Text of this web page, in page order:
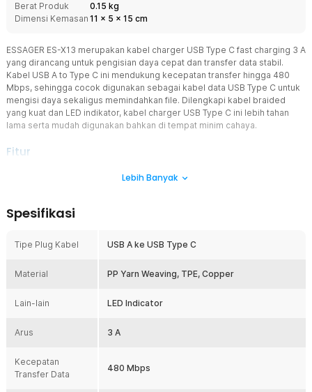
Berat Produk
0.15 kg
Dimensi Kemasan 11 x 5 x 15 cm
ESSAGER ES-X13 merupakan kabel charger USB Type C fast charging 3 A
yang dirancang untuk pengisian daya cepat dan transfer data stabil.
Kabel USB A to Type C ini mendukung kecepatan transfer hingga 480
Mbps, sehingga cocok digunakan sebagai kabel data USB Type C untuk
mengisi daya sekaligus memindahkan file. Dilengkapi kabel braided
yang kuat dan LED indikator, kabel charger USB Type C ini lebih tahan
lama serta mudah digunakan bahkan di tempat minim cahaya.
Fitur
Fast Charging 3 A untuk Pengisian Lebih Cepat
menjadi lebih cepat dan efisien. Dengan kemampuan arus yang
tablet, maupun power bank dengan performa optimal. Penggunaan
kabel charger fast charging 3 A ini membantu menghemat waktu
Selain sebagai kabel charger USB Type C, ESSAGER ES-X13 juga
memindahkan berbagai file seperti foto, video, maupun dokumen
kabel data USB Type C, Anda dapat melakukan pengisian daya
sekaligus transfer data secara praktis.
Lebih Banyak
Spesifikasi
Tipe Plug Kabel USB A ke USB Type C
Material PP Yarn Weaving, TPE, Copper
Lain-lain LED Indicator
Arus 3 A
Kecepatan
Transfer Data
480 Mbps